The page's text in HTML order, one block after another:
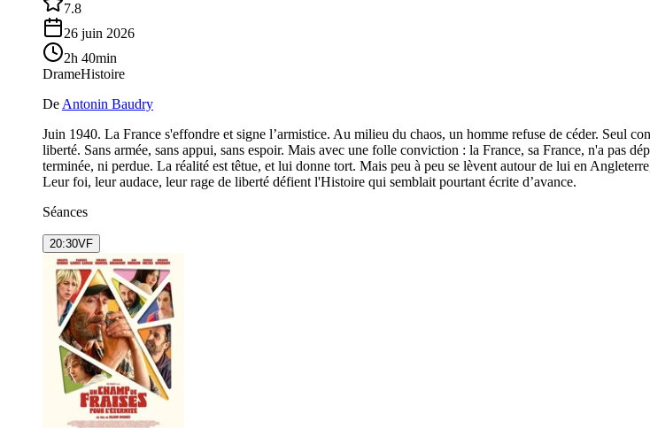
7.8
26 juin 2026
2h 40min
DrameHistoire
DeAntonin Baudry
Juin 1940. La France s'effondre et signe l’armistice. Au milieu du chaos, un homme refuse de céder. Seul
liberté. Sans armée, sans appui, sans espoir. Mais avec une folle conviction : la France, sa France, n'a pas
terminée, ni perdue. La réalité est têtue, et lui donne tort. Mais peu à peu se lèvent autour de lui en
Leur foi, leur audace, leur rage de liberté défient l'Histoire qui semblait pourtant écrite d’avance.
Séances
20:30VF